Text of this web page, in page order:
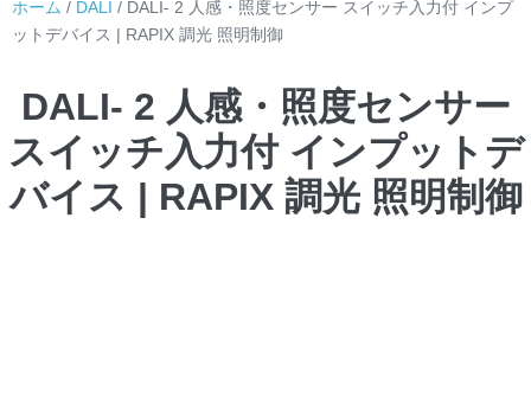
ホーム / DALI / DALI- 2 人感・照度センサー スイッチ入力付 インプ
ットデバイス | RAPIX 調光 照明制御
DALI- 2 人感・照度センサー
スイッチ入力付 インプットデ
バイス | RAPIX 調光 照明制御